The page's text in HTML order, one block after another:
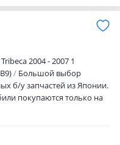
2004 - 2007 1
Большой выбор
б/у запчастей из Японии.
покупаются только на
поставки. Subaru